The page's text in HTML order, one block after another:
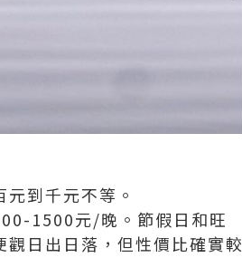
到千元不等。
1500元/晚。節假日和旺
日出日落，但性價比確實較